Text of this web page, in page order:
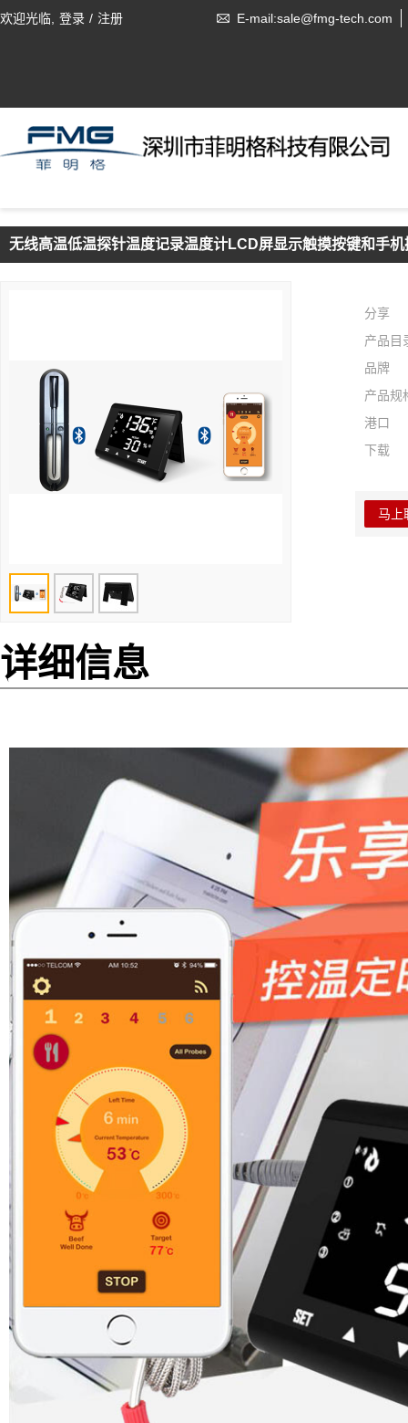
欢迎光临, 登录 / 注册 E-mail:sale@fmg-tech.com
无线高温低温探针温度记录温度计LCD屏显示触摸按键和手
分享
产品目
品牌
产品规
港口
下载
马上
详细信息